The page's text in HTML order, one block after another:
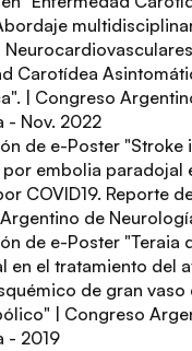
Carotídea
| Congreso
- Nov. 2022
de e-Poster "Stroke
embolia paradojal
COVID19. Reporte de
de
de e-Poster "Teraia
en el tratamiento del
de gran vaso
| Congreso
- 2019